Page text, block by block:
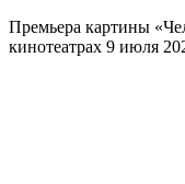
Премьера картины
кинотеатрах 9 июля